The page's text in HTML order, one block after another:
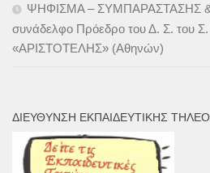
ΨΗΦΙΣΜΑ – ΣΥΜΠΑΡΑΣΤΑΣΗΣ
συνάδελφο Πρόεδρο του Δ. Σ. του
«ΑΡΙΣΤΟΤΕΛΗΣ» (Αθηνών)
ΔΙΕΎΘΥΝΣΗ ΕΚΠΑΙΔΕΥΤΙΚΉΣ